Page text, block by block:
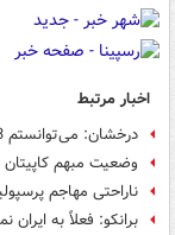
اخبار مرتبط
درخشان: می‌توانستم 3 میلیارد بگیرم تا به من دست نزنند
وضعیت مبهم
ناراحتی مهاجم
برانکو: فعلاً به ایران